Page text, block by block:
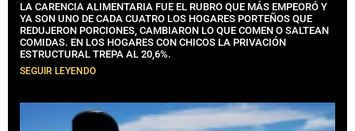
LA CARENCIA ALIMENTARIA FUE EL RUBRO QUE MÁS EMPEORÓ Y
YA SON UNO DE CADA CUATRO LOS HOGARES PORTEÑOS QUE
REDUJERON PORCIONES, CAMBIARON LO QUE COMEN O SALTEAN
COMIDAS. EN LOS HOGARES CON CHICOS LA PRIVACIÓN
ESTRUCTURAL TREPA AL 20,6%.
SEGUIR LEYENDO